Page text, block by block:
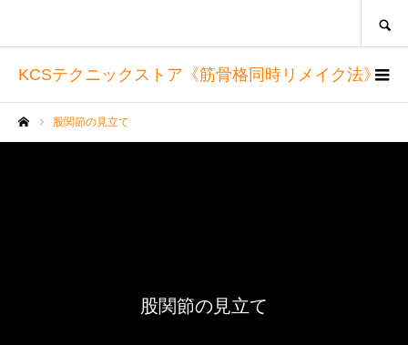
KCSテクニックストア《筋骨格同時リメイク法》
股関節の見立て
股関節の見立て